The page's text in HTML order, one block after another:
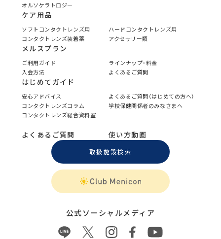
オルソケラトロジー
ケア用品
ソフトコンタクトレンズ用
ハードコンタクトレンズ用
コンタクトレンズ装着薬
アクセサリー類
メルスプラン
ご利用ガイド
ラインナップ・料金
入会方法
よくあるご質問
はじめてガイド
安心アドバイス
よくあるご質問（はじめての方へ）
コンタクトレンズコラム
学校保健関係者のみなさまへ
コンタクトレンズ総合資料室
よくあるご質問 使い方動画
取扱施設検索
公式ソーシャルメディア